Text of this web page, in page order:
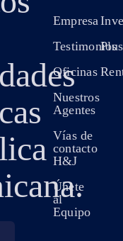
Empresa
Testimonios
Oficinas
Nuestros
Agentes
Vías de
contacto
H&J
Únete
al
Equipo